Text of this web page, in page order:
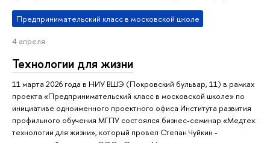
Предпринимательский класс в московской школе
4 апреля
Технологии для жизни
11 марта 2026 года в НИУ ВШЭ (Покровский бульвар, 11) в рамках
проекта «Предпринимательский класс в московской школе» по
инициативе одноименного проектного офиса Института развития
профильного обучения МГПУ состоялся бизнес-семинар «Медтех:
технологии для жизни», который провел Степан Чуйкин -